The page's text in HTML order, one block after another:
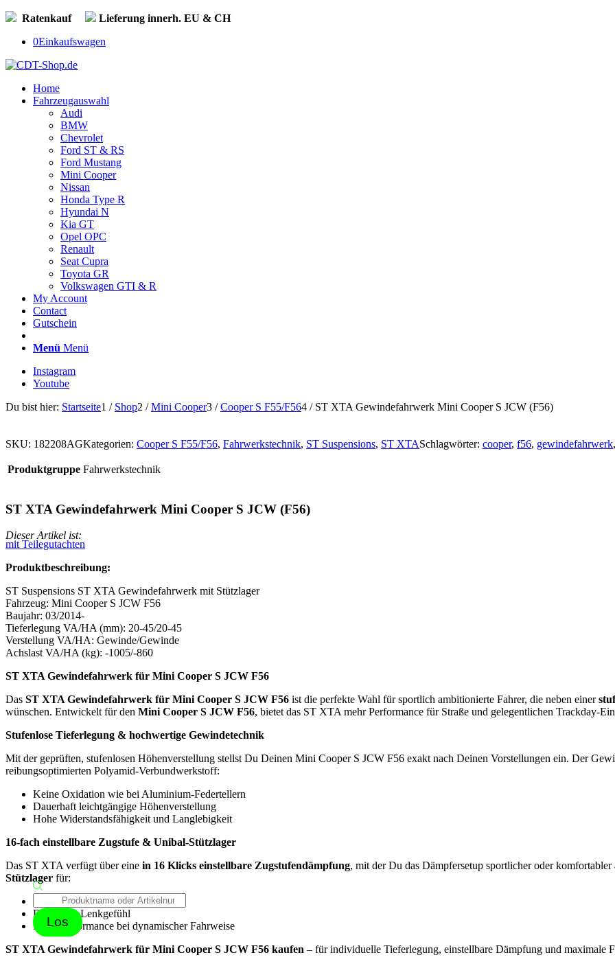
Ratenkauf
Lieferung innerh. EU & CH
0Einkaufswagen
Home
Fahrzeugauswahl
Audi
BMW
Chevrolet
Ford ST & RS
Ford Mustang
Mini Cooper
Nissan
Honda Type R
Hyundai N
Kia GT
Opel OPC
Renault
Seat Cupra
Toyota GR
Volkswagen GTI & R
My Account
Contact
Gutschein
Products
search
Los
Menü Menü
Instagram
Youtube
Du bist hier: Startseite1 / Shop2 / Mini Cooper3 / Cooper S F55/F564 / ST XTA Gewindefahrwerk Mini Cooper S JCW (F56)
SKU: 182208AGKategorien: Cooper S F55/F56, Fahrwerkstechnik, ST Suspensions, ST XTASchlagwörter: cooper, f56, gewindefahrwerk,
Produktgruppe Fahrwerkstechnik
ST XTA Gewindefahrwerk Mini Cooper S JCW (F56)
Dieser Artikel ist:
mit Teilegutachten
Produktbeschreibung:
ST Suspensions ST XTA Gewindefahrwerk mit Stützlager
Fahrzeug: Mini Cooper S JCW F56
Baujahr: 03/2014-
Tieferlegung VA/HA (mm): 20-45/20-45
Verstellung VA/HA: Gewinde/Gewinde
Achslast VA/HA (kg): -1005/-860
ST XTA Gewindefahrwerk für Mini Cooper S JCW F56
Das ST XTA Gewindefahrwerk für Mini Cooper S JCW F56 ist die perfekte Wahl für sportlich ambitionierte Fahrer, die neben einer
wünschen. Entwickelt für den Mini Cooper S JCW F56, bietet das ST XTA mehr Performance für Straße und gelegentlichen Trackday-
Stufenlose Tieferlegung & hochwertige Gewindetechnik
Mit der geprüften, stufenlosen Höhenverstellung stellst Du Deinen Mini Cooper S JCW F56 exakt nach Deinen Vorstellungen ein. Der
reibungsoptimierten Polyamid-Verbundwerkstoff:
Keine Oxidation wie bei Aluminium-Federtellern
Dauerhaft leichtgängige Höhenverstellung
Hohe Widerstandsfähigkeit und Langlebigkeit
16-fach einstellbare Zugstufe & Unibal-Stützlager
Das ST XTA verfügt über eine in 16 Klicks einstellbare Zugstufendämpfung, mit der Du das Dämpfersetup sportlicher oder
Stützlager für:
Präziseres Einlenkverhalten
Direkteres Lenkgefühl
Mehr Performance bei dynamischer Fahrweise
ST XTA Gewindefahrwerk für Mini Cooper S JCW F56 kaufen – für individuelle Tieferlegung, einstellbare Dämpfung und maximale